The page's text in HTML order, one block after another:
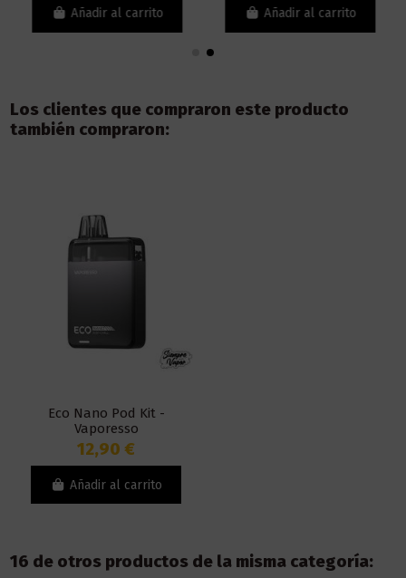
Añadir al carrito Añadir al carrito
Los clientes que compraron este producto
también compraron:
Eco Nano Pod Kit -
Vaporesso
12,90 €
Añadir al carrito
16 de otros productos de la misma categoría: